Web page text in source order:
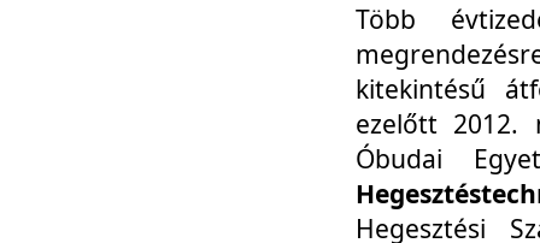
Több
kitekintésű
ezelőtt 2012.
Óbudai
Hegesztési